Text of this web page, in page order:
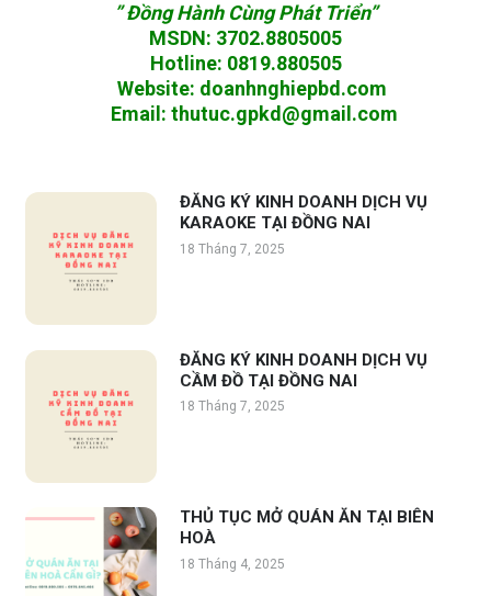
” Đồng Hành Cùng Phát Triển”
MSDN: 3702.8805005
Hotline: 0819.880505
Website: doanhnghiepbd.com
Email : thutuc.gpkd@gmail.com
ĐĂNG KÝ KINH DOANH DỊCH VỤ
KARAOKE TẠI ĐỒNG NAI
18 Tháng 7, 2025
ĐĂNG KÝ KINH DOANH DỊCH VỤ
CẦM ĐỒ TẠI ĐỒNG NAI
18 Tháng 7, 2025
THỦ TỤC MỞ QUÁN ĂN TẠI BIÊN
HOÀ
18 Tháng 4, 2025